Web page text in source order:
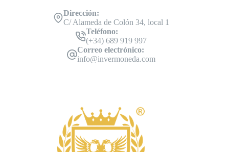
Dirección:
C/ Alameda de Colón 34, local 1
Teléfono:
(+34) 689 919 997
Correo electrónico:
info@invermoneda.com